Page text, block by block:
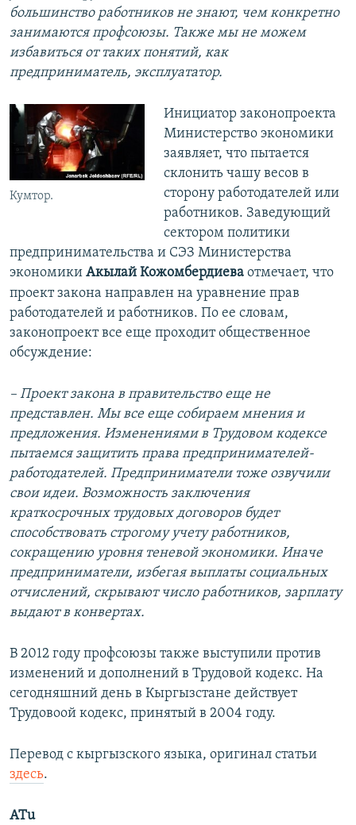
большинство работников не знают, чем конкретно
занимаются профсоюзы. Также мы не можем
избавиться от таких понятий, как
предприниматель, эксплуататор.
Кумтор.
Инициатор законопроекта
Министерство экономики
заявляет, что пытается
склонить чашу весов в
сторону работодателей или
работников. Заведующий
сектором политики
предпринимательства и СЭЗ Министерства
экономики Акылай Кожомбердиева отмечает, что
проект закона направлен на уравнение прав
работодателей и работников. По ее словам,
законопроект все еще проходит общественное
обсуждение:
– Проект закона в правительство еще не
представлен. Мы все еще собираем мнения и
предложения. Изменениями в Трудовом кодексе
пытаемся защитить права предпринимателей-
работодателей. Предприниматели тоже озвучили
свои идеи. Возможность заключения
краткосрочных трудовых договоров будет
способствовать строгому учету работников,
сокращению уровня теневой экономики. Иначе
предприниматели, избегая выплаты социальных
отчислений, скрывают число работников, зарплату
выдают в конвертах.
В 2012 году профсоюзы также выступили против
изменений и дополнений в Трудовой кодекс. На
сегодняшний день в Кыргызстане действует
Трудовоой кодекс, принятый в 2004 году.
Перевод с кыргызского языка, оригинал статьи
здесь.
ATu